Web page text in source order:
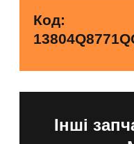
Код:
Інші